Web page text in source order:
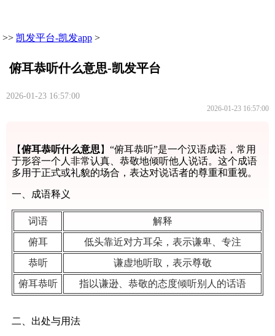
>> 凯发平台-凯发app >
俯耳恭听什么意思-凯发平台
2026-01-23 16:57:00
2026-01-23 16:57:00
【俯耳恭听什么意思】“俯耳恭听”是一个汉语成语，常用
于形容一个人非常认真、恭敬地倾听他人说话。这个成语
多用于正式或礼貌的场合，表达对说话者的尊重和重视。
一、成语释义
词语
解释
俯耳
低头靠近对方耳朵，表示谦卑、专注
恭听
谦虚地听取，表示尊敬
俯耳恭听
指以谦逊、恭敬的态度倾听别人的话语
二、出处与用法